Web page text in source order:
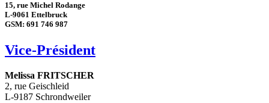
15, rue Michel Rodange
L-9061 Ettelbruck
GSM: 691 746 987
Vice-Président
Melissa FRITSCHER
2, rue Geischleid
L-9187 Schrondweiler